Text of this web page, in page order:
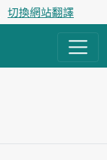
切換網站翻譯